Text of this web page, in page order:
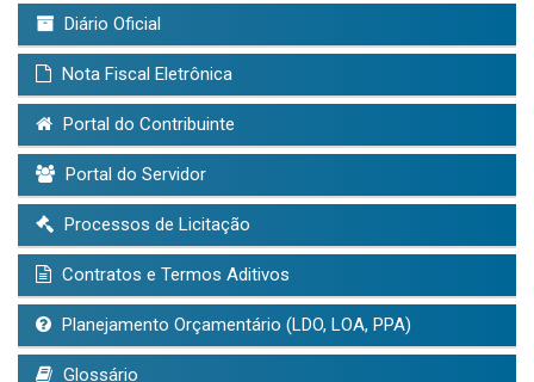
Diário Oficial
Nota Fiscal Eletrônica
Portal do Contribuinte
Portal do Servidor
Processos de Licitação
Contratos e Termos Aditivos
Planejamento Orçamentário (LDO, LOA, PPA)
Glossário